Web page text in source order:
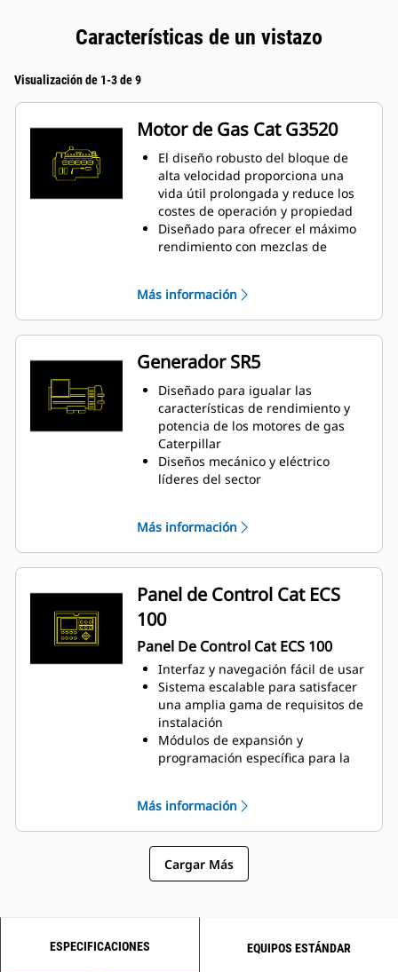
Características de un vistazo
Visualización de 1-3 de 9
Motor de Gas Cat G3520
El diseño robusto del bloque de
alta velocidad proporciona una
vida útil prolongada y reduce los
costes de operación y propiedad
Diseñado para ofrecer el máximo
rendimiento con mezclas de
Sistema de combustión de cámara
abierta simple que garantiza
fiabilidad y flexibilidad de
combustible
Tecnología de vanguardia en el
sistema de encendido y control de
la relación de aire/combustible
para reducir las emisiones y
mejorar la eficiencia del motor
Un modo de control electrónico
gestiona todas las funciones del
aire/combustible y protección del
motor
Más información
Generador SR5
Diseñado para igualar las
características de rendimiento y
potencia de los motores de gas
Caterpillar
Diseños mecánico y eléctrico
líderes del sector
Más información
Panel de Control Cat ECS
100
Panel De Control Cat ECS 100
Interfaz y navegación fácil de usar
Sistema escalable para satisfacer
una amplia gama de requisitos de
instalación
Módulos de expansión y
programación específica para la
Más información
Cargar Más
ESPECIFICACIONES EQUIPOS ESTÁNDAR